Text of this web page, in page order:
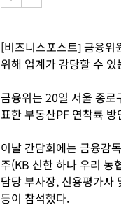
[비즈니스포스트] 금융위
위해 업계가 감당할 수
금융위는 20일 서울 종
표한 부동산PF 연착륙
이날 간담회에는 금융감
주(KB 신한 하나 우리 농
담당 부사장, 신용평가사
등이 참석했다.